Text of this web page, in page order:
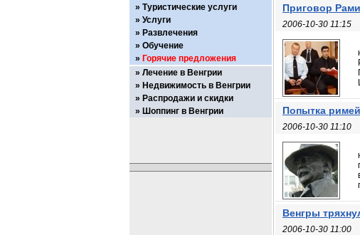
Приговор
2006-10-30 11:15
Попытка
2006-10-30 11:10
Венгры
2006-10-30 11:00
Туристические услуги
Услуги
Развлечения
Обучение
Горячие предложения
Лечение в Венгрии
Недвижимость в Венгрии
Распродажи и скидки
Шоппинг в Венгрии